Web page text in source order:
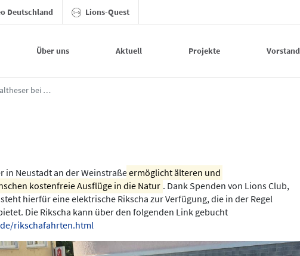
Deutschland Lions-Quest
Über uns Aktuell Projekte Vorstand
einer Rikscha - Neustadt-Weinstraße
Lions Neustadt unterstützt die Maltheser bei der Beschaffung einer Rikscha
in Neustadt an der Weinstraße ermöglicht älteren und
kostenfreie Ausflüge in die Natur . Dank Spenden von Lions Club,
hierfür eine elektrische Rikscha zur Verfügung, die in der Regel
Die Rikscha kann über den folgenden Link gebucht
rikschafahrten.html